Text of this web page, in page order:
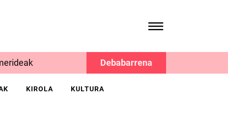
Debabarrena
KIROLA KULTURA